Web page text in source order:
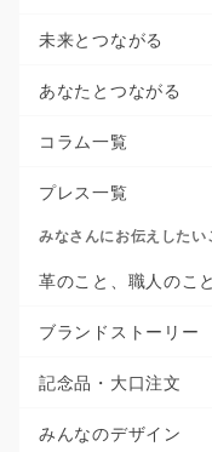
未来とつながる
あなたとつながる
コラム一覧
プレス一覧
みなさんにお伝えしたい
革のこと、職人のこと
ブランドストーリー
記念品・大口注文
みんなのデザイン